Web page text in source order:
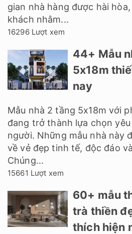
gian nhà hàng được hài
khách nhằm...
16296 Lượt xem
44+ Mẫu
5x18m
nay
Mẫu nhà 2 tầng 5x18m với
đang trở thành lựa chọn
người. Những mẫu nhà này
về vẻ đẹp tinh tế, độc đáo
Chúng...
15661 Lượt xem
60+ mẫu
trà thiền
thích hiện